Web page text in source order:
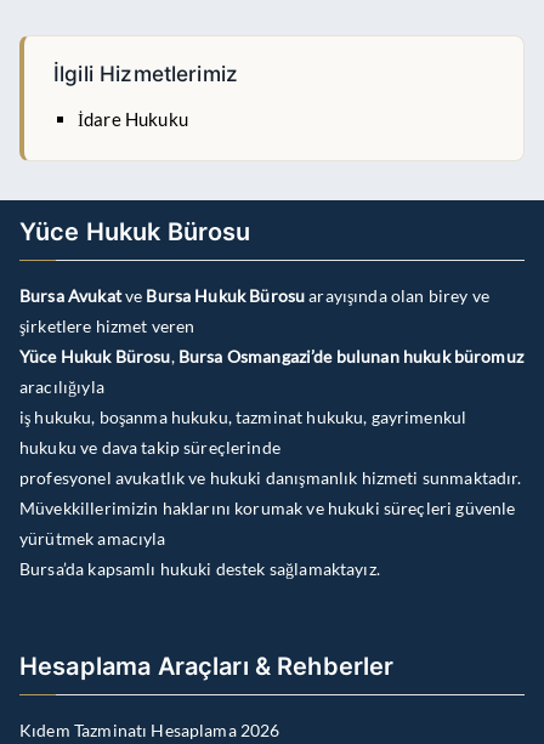
İlgili Hizmetlerimiz
İdare Hukuku
Yüce Hukuk Bürosu
Bursa Avukatve Bursa Hukuk Bürosuarayışında olan birey ve
şirketlere hizmet veren
Yüce Hukuk Bürosu, Bursa Osmangazi’de bulunan hukuk büromuz
aracılığıyla
iş hukuku, boşanma hukuku, tazminat hukuku, gayrimenkul
hukuku ve dava takip süreçlerinde
profesyonel avukatlık ve hukuki danışmanlık hizmeti sunmaktadır.
Müvekkillerimizin haklarını korumak ve hukuki süreçleri güvenle
yürütmek amacıyla
Bursa’da kapsamlı hukuki destek sağlamaktayız.
Hesaplama Araçları & Rehberler
Kıdem Tazminatı Hesaplama 2026